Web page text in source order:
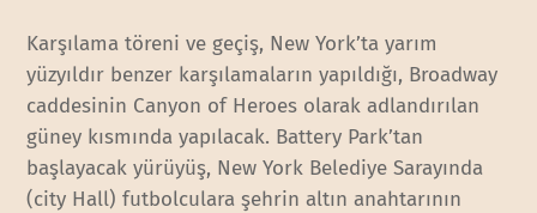
Karşılama töreni ve geçiş, New York’ta yarım
yüzyıldır benzer karşılamaların yapıldığı, Broadway
caddesinin Canyon of Heroes olarak adlandırılan
güney kısmında yapılacak. Battery Park’tan
başlayacak yürüyüş, New York Belediye Sarayında
(city Hall) futbolculara şehrin altın anahtarının